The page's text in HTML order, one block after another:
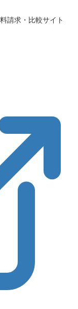
請求・比較サイト